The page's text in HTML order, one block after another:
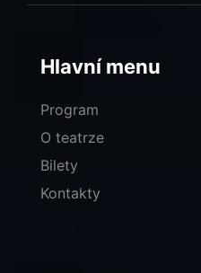
Hlavní menu
Program
O teatrze
Bilety
Kontakty